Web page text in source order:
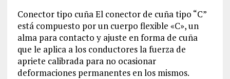
Conector tipo cuña El conector de cuña tipo “C”
está compuesto por un cuerpo flexible «C», un
alma para contacto y ajuste en forma de cuña
que le aplica a los conductores la fuerza de
apriete calibrada para no ocasionar
deformaciones permanentes en los mismos.